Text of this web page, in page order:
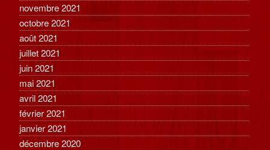
novembre 2021
octobre 2021
août 2021
juillet 2021
juin 2021
mai 2021
avril 2021
février 2021
janvier 2021
décembre 2020